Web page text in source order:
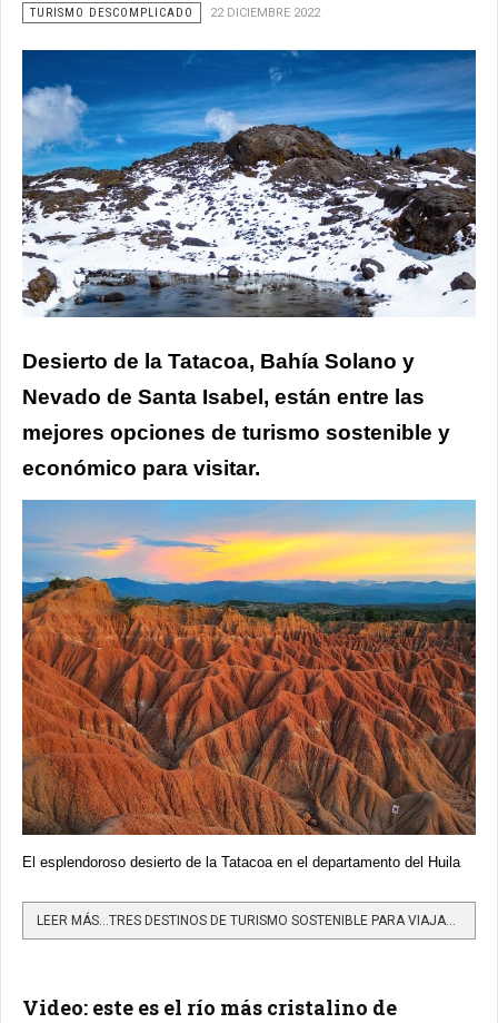
TURISMO DESCOMPLICADO 22 DICIEMBRE 2022
Desierto de la Tatacoa, Bahía Solano y
Nevado de Santa Isabel, están entre las
mejores opciones de turismo sostenible y
económico para visitar.
El esplendoroso desierto de la Tatacoa en el departamento del Huila
LEER MÁS…TRES DESTINOS DE TURISMO SOSTENIBLE PARA VIAJAR EN ESTA ÉPOCA DEL AÑO
Video: este es el río más cristalino de